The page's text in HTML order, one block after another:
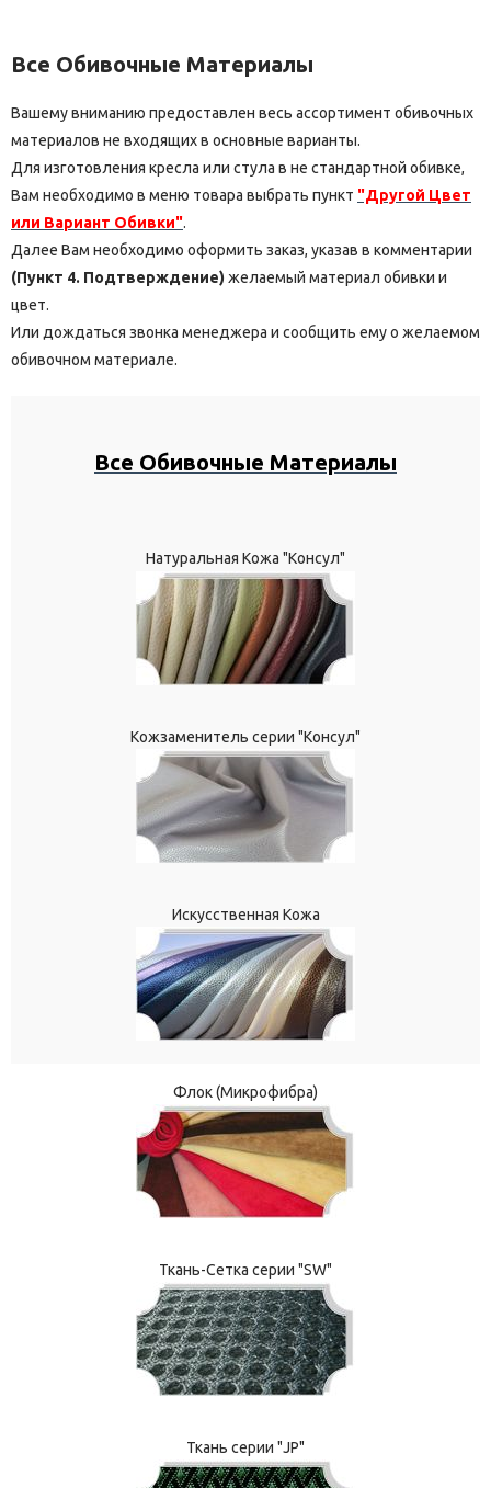
Все Обивочные Материалы
Вашему вниманию предоставлен весь ассортимент обивочных
материалов не входящих в основные варианты.
Для изготовления кресла или стула в не стандартной обивке,
Вам необходимо в меню товара выбрать пункт "Другой Цвет
или Вариант Обивки".
Далее Вам необходимо оформить заказ, указав в комментарии
(Пункт 4. Подтверждение) желаемый материал обивки и
цвет.
Или дождаться звонка менеджера и сообщить ему о желаемом
обивочном материале.
Все Обивочные Материалы
Натуральная Кожа "Консул"
Кожзаменитель серии "Консул"
Искусственная Кожа
Флок (Микрофибра)
Ткань-Сетка серии "SW"
Ткань серии "JP"